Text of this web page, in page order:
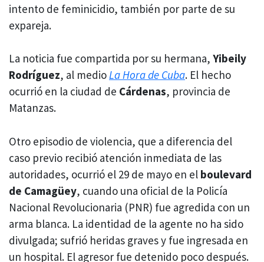
intento de feminicidio, también por parte de su
expareja.
La noticia fue compartida por su hermana, Yibeily
Rodríguez, al medioLa Hora de Cuba. El hecho
ocurrió en la ciudad de Cárdenas, provincia de
Matanzas.
Otro episodio de violencia, que a diferencia del
caso previo recibió atención inmediata de las
autoridades, ocurrió el 29 de mayo en el boulevard
de Camagüey, cuando una oficial de la Policía
Nacional Revolucionaria (PNR) fue agredida con un
arma blanca. La identidad de la agente no ha sido
divulgada; sufrió heridas graves y fue ingresada en
un hospital. El agresor fue detenido poco después.